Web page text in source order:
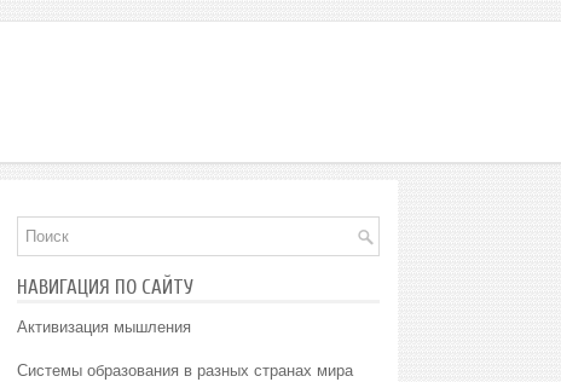
НАВИГАЦИЯ ПО САЙТУ
Активизация мышления
Системы образования в разных странах мира